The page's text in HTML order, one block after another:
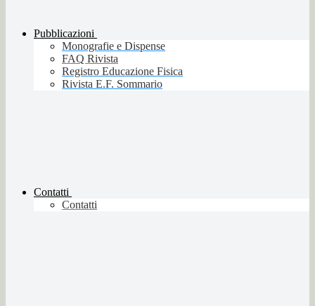
Pubblicazioni
Monografie e Dispense
FAQ Rivista
Registro Educazione Fisica
Rivista E.F. Sommario
Contatti
Contatti